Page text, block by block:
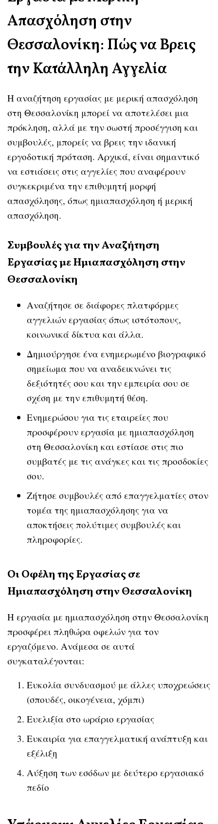
Απασχόληση στην
Θεσσαλονίκη: Πώς να Βρεις
την Κατάλληλη Αγγελία
Η αναζήτηση εργασίας με μερική απασχόληση
στη Θεσσαλονίκη μπορεί να αποτελέσει μια
πρόκληση, αλλά με την σωστή προσέγγιση και
συμβουλές, μπορείς να βρεις την ιδανική
εργοδοτική πρόταση. Αρχικά, είναι σημαντικό
να εστιάσεις στις αγγελίες που αναφέρουν
συγκεκριμένα την επιθυμητή μορφή
απασχόλησης, όπως ημιαπασχόληση ή μερική
απασχόληση.
Συμβουλές για την Αναζήτηση
Εργασίας με Ημιαπασχόληση στην
Θεσσαλονίκη
Αναζήτησε σε διάφορες πλατφόρμες
αγγελιών εργασίας όπως ιστότοπους,
κοινωνικά δίκτυα και άλλα.
Δημιούργησε ένα ενημερωμένο βιογραφικό
σημείωμα που να αναδεικνώνει τις
δεξιότητές σου και την εμπειρία σου σε
σχέση με την επιθυμητή θέση.
Ενημερώσου για τις εταιρείες που
προσφέρουν εργασία με ημιαπασχόληση
στη Θεσσαλονίκη και εστίασε στις πιο
συμβατές με τις ανάγκες και τις προσδοκίες
σου.
Ζήτησε συμβουλές από επαγγελματίες στον
τομέα της ημιαπασχόλησης για να
αποκτήσεις πολύτιμες συμβουλές και
πληροφορίες.
Οι Οφέλη της Εργασίας σε
Ημιαπασχόληση στην Θεσσαλονίκη
Η εργασία με ημιαπασχόληση στην Θεσσαλονίκη
προσφέρει πληθώρα οφελών για τον
εργαζόμενο. Ανάμεσα σε αυτά
συγκαταλέγονται:
Ευκολία συνδυασμού με άλλες υποχρεώσεις
(σπουδές, οικογένεια, χόμπι)
Ευελιξία στο ωράριο εργασίας
Ευκαιρία για επαγγελματική ανάπτυξη και
εξέλιξη
Αύξηση των εσόδων με δεύτερο εργασιακό
πεδίο